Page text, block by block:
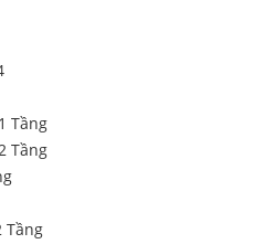
Tầng
Tầng
Tầng